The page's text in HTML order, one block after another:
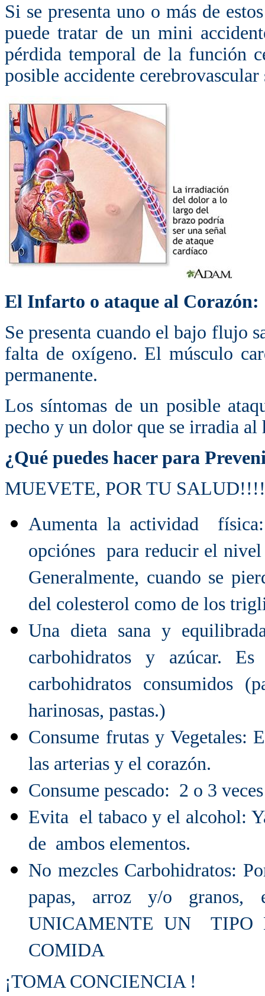
Si se presenta uno o más de
puede tratar de un mini
pérdida temporal de la función
posible accidente
El Infarto o ataque al Corazón:
Se presenta cuando el bajo flujo
falta de oxígeno. El músculo
permanente.
Los síntomas de un posible
pecho y un dolor que se irradia
¿Qué puedes hacer para
MUEVETE, POR TU
Aumenta la actividad
opciónes para reducir el
Generalmente, cuando se
del colesterol como de los
Una dieta sana y
carbohidratos y azúcar.
carbohidratos consumidos
harinosas, pastas.)
Consume frutas y Vegetales:
las arterias y el corazón.
Consume pescado: 2 o 3
Evita el tabaco y el alcohol:
de ambos elementos.
No mezcles Carbohidratos:
papas, arroz y/o granos,
UNICAMENTE UN
COMIDA
¡TOMA CONCIENCIA !